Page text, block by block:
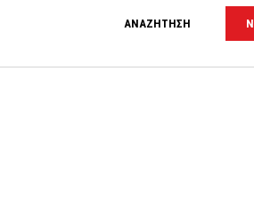
ΑΝΑΖΗΤΗΣΗ